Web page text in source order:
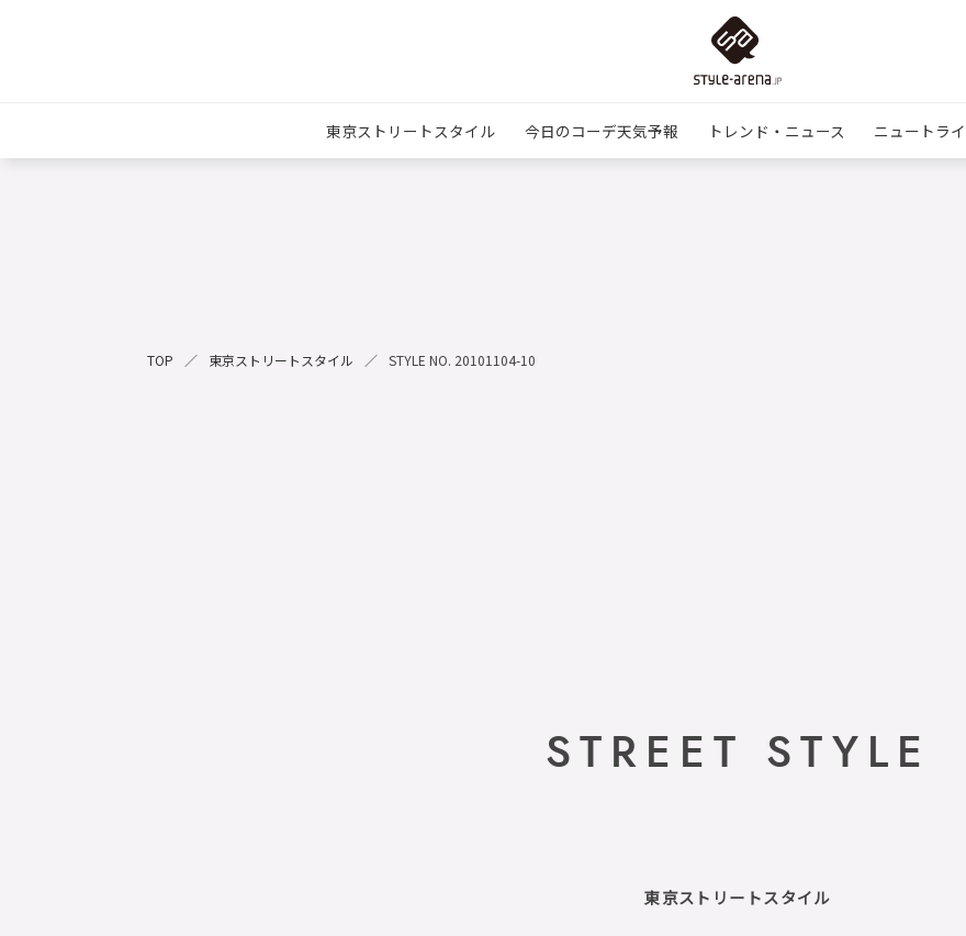
東京ストリートスタイル 今日のコーデ天気予報 トレンド・ニュース ニュートラ
TOP 東京ストリートスタイル STYLE NO. 20101104-10
STREET STYLE
東京ストリートスタイル